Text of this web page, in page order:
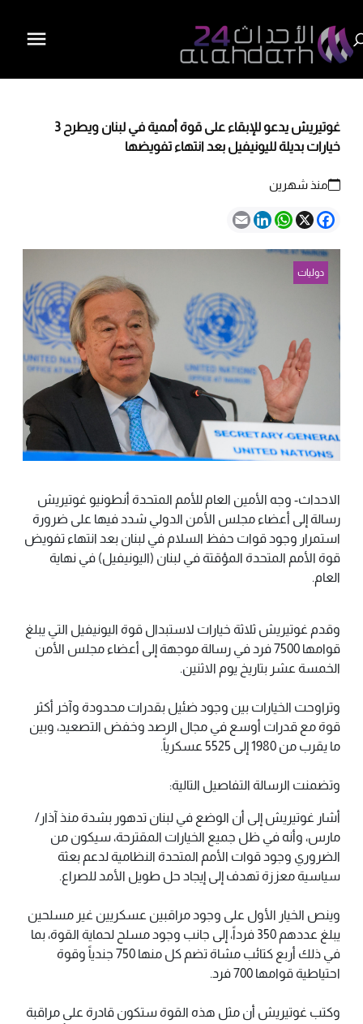
غوتيريش يدعو للإبقاء على قوة أممية في لبنان ويطرح 3
خيارات بديلة لليونيفيل بعد انتهاء تفويضها
منذ شهرين
Facebook
X
WhatsApp
LinkedIn
Email
دوليات
الاحداث- وجه الأمين العام للأمم المتحدة أنطونيو غوتيريش
رسالة إلى أعضاء مجلس الأمن الدولي شدد فيها على ضرورة
استمرار وجود قوات حفظ السلام في لبنان بعد انتهاء تفويض
قوة الأمم المتحدة المؤقتة في لبنان (اليونيفيل) في نهاية
العام.
وقدم غوتيريش ثلاثة خيارات لاستبدال قوة اليونيفيل التي يبلغ
قوامها 7500 فرد في رسالة موجهة إلى أعضاء مجلس الأمن
الخمسة عشر بتاريخ يوم الاثنين.
وتراوحت الخيارات بين وجود ضئيل بقدرات محدودة وآخر أكثر
قوة مع قدرات أوسع في مجال الرصد وخفض التصعيد، وبين
ما يقرب من 1980 إلى 5525 عسكرياً.
وتضمنت الرسالة التفاصيل التالية:
أشار غوتيريش إلى أن الوضع في لبنان تدهور بشدة منذ آذار/
مارس، وأنه في ظل جميع الخيارات المقترحة، سيكون من
الضروري وجود قوات الأمم المتحدة النظامية لدعم بعثة
سياسية معززة تهدف إلى إيجاد حل طويل الأمد للصراع.
وينص الخيار الأول على وجود مراقبين عسكريين غير مسلحين
يبلغ عددهم 350 فرداً، إلى جانب وجود مسلح لحماية القوة، بما
في ذلك أربع كتائب مشاة تضم كل منها 750 جندياً وقوة
احتياطية قوامها 700 فرد.
وكتب غوتيريش أن مثل هذه القوة ستكون قادرة على مراقبة